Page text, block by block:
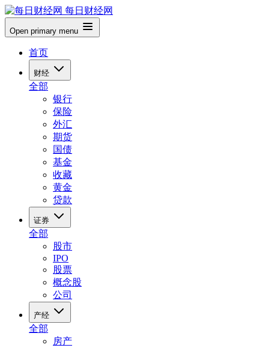
每日财经网
Open primary menu
首页
财经
全部
银行
保险
外汇
期货
国债
基金
收藏
黄金
贷款
证券
全部
股市
IPO
股票
概念股
公司
产经
全部
房产